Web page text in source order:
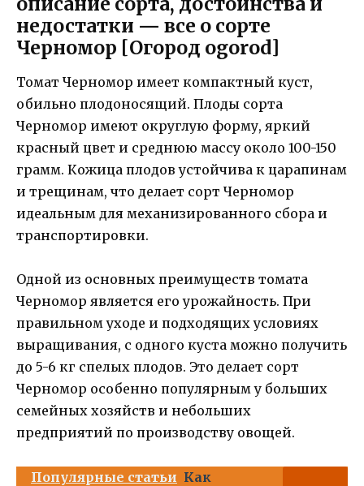
недостатки — все о сорте
Черномор [Огород ogorod]
Томат Черномор имеет компактный куст,
обильно плодоносящий. Плоды сорта
Черномор имеют округлую форму, яркий
красный цвет и среднюю массу около 100-150
грамм. Кожица плодов устойчива к царапинам
и трещинам, что делает сорт Черномор
идеальным для механизированного сбора и
транспортировки.
Одной из основных преимуществ томата
Черномор является его урожайность. При
правильном уходе и подходящих условиях
выращивания, с одного куста можно получить
до 5-6 кг спелых плодов. Это делает сорт
Черномор особенно популярным у больших
семейных хозяйств и небольших
предприятий по производству овощей.
Популярные статьи Как